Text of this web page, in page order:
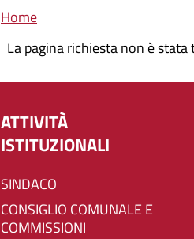
Briciole di pane
Home
La pagina richiesta non è stata
ATTIVITÀ
ISTITUZIONALI
SINDACO
CONSIGLIO COMUNALE E
COMMISSIONI